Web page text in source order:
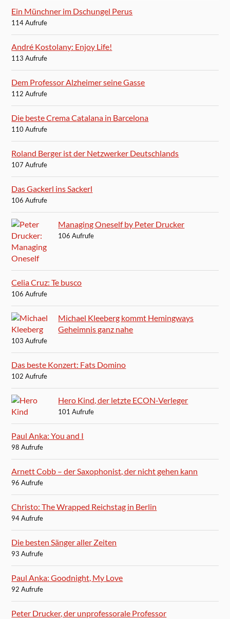
Ein Münchner im Dschungel Perus
114 Aufrufe
André Kostolany: Enjoy Life!
113 Aufrufe
Dem Professor Alzheimer seine Gasse
112 Aufrufe
Die beste Crema Catalana in Barcelona
110 Aufrufe
Roland Berger ist der Netzwerker Deutschlands
107 Aufrufe
Das Gackerl ins Sackerl
106 Aufrufe
Managing Oneself by Peter Drucker
106 Aufrufe
Celia Cruz: Te busco
106 Aufrufe
Michael Kleeberg kommt Hemingways
Geheimnis ganz nahe
103 Aufrufe
Das beste Konzert: Fats Domino
102 Aufrufe
Hero Kind, der letzte ECON-Verleger
101 Aufrufe
Paul Anka: You and I
98 Aufrufe
Arnett Cobb – der Saxophonist, der nicht gehen kann
96 Aufrufe
Christo: The Wrapped Reichstag in Berlin
94 Aufrufe
Die besten Sänger aller Zeiten
93 Aufrufe
Paul Anka: Goodnight, My Love
92 Aufrufe
Peter Drucker, der unprofessorale Professor